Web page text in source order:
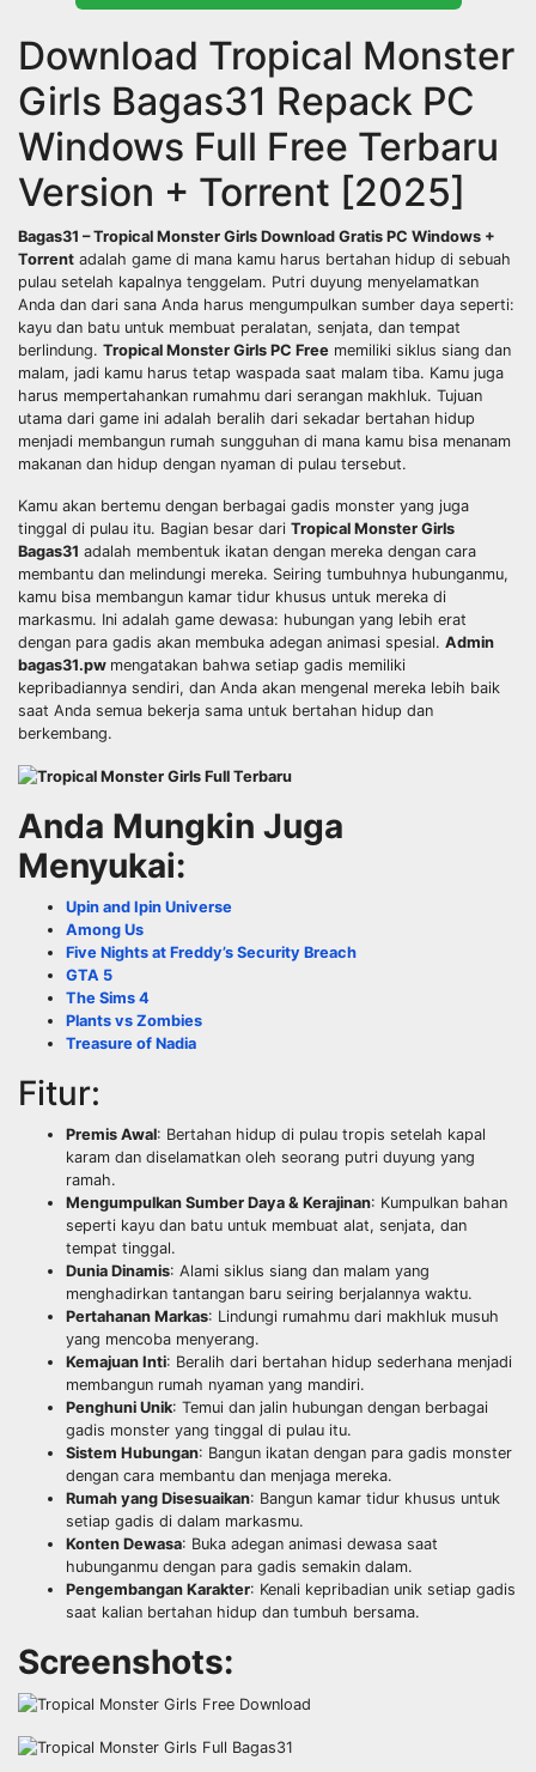
Download Tropical Monster
Girls Bagas31 Repack PC
Windows Full Free Terbaru
Version + Torrent [2025]
Bagas31 – Tropical Monster Girls Download Gratis PC Windows +
Torrent adalah game di mana kamu harus bertahan hidup di sebuah
pulau setelah kapalnya tenggelam. Putri duyung menyelamatkan
Anda dan dari sana Anda harus mengumpulkan sumber daya seperti:
kayu dan batu untuk membuat peralatan, senjata, dan tempat
berlindung. Tropical Monster Girls PC Free memiliki siklus siang dan
malam, jadi kamu harus tetap waspada saat malam tiba. Kamu juga
harus mempertahankan rumahmu dari serangan makhluk. Tujuan
utama dari game ini adalah beralih dari sekadar bertahan hidup
menjadi membangun rumah sungguhan di mana kamu bisa menanam
makanan dan hidup dengan nyaman di pulau tersebut.
Kamu akan bertemu dengan berbagai gadis monster yang juga
tinggal di pulau itu. Bagian besar dari Tropical Monster Girls
Bagas31 adalah membentuk ikatan dengan mereka dengan cara
membantu dan melindungi mereka. Seiring tumbuhnya hubunganmu,
kamu bisa membangun kamar tidur khusus untuk mereka di
markasmu. Ini adalah game dewasa: hubungan yang lebih erat
dengan para gadis akan membuka adegan animasi spesial. Admin
bagas31.pw mengatakan bahwa setiap gadis memiliki
kepribadiannya sendiri, dan Anda akan mengenal mereka lebih baik
saat Anda semua bekerja sama untuk bertahan hidup dan
berkembang.
Anda Mungkin Juga
Menyukai:
Upin and Ipin Universe
Among Us
Five Nights at Freddy’s Security Breach
GTA 5
The Sims 4
Plants vs Zombies
Treasure of Nadia
Fitur:
Premis Awal: Bertahan hidup di pulau tropis setelah kapal
karam dan diselamatkan oleh seorang putri duyung yang
ramah.
Mengumpulkan Sumber Daya & Kerajinan: Kumpulkan bahan
seperti kayu dan batu untuk membuat alat, senjata, dan
tempat tinggal.
Dunia Dinamis: Alami siklus siang dan malam yang
menghadirkan tantangan baru seiring berjalannya waktu.
Pertahanan Markas: Lindungi rumahmu dari makhluk musuh
yang mencoba menyerang.
Kemajuan Inti: Beralih dari bertahan hidup sederhana menjadi
membangun rumah nyaman yang mandiri.
Penghuni Unik: Temui dan jalin hubungan dengan berbagai
gadis monster yang tinggal di pulau itu.
Sistem Hubungan: Bangun ikatan dengan para gadis monster
dengan cara membantu dan menjaga mereka.
Rumah yang Disesuaikan: Bangun kamar tidur khusus untuk
setiap gadis di dalam markasmu.
Konten Dewasa: Buka adegan animasi dewasa saat
hubunganmu dengan para gadis semakin dalam.
Pengembangan Karakter: Kenali kepribadian unik setiap gadis
saat kalian bertahan hidup dan tumbuh bersama.
Screenshots: